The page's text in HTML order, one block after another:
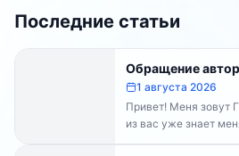
Последние статьи
Обращение
1 августа 2026
Привет! Меня зовут
из вас уже знает